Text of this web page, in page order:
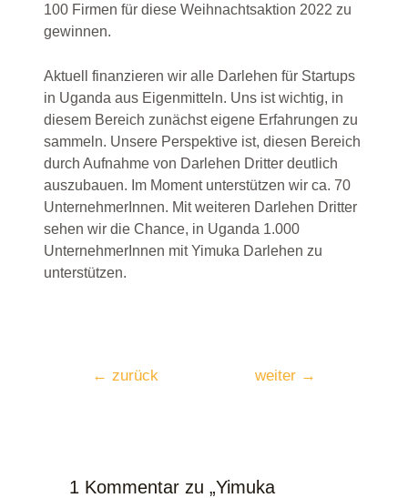
100 Firmen für diese Weihnachtsaktion 2022 zu
gewinnen.
Aktuell finanzieren wir alle Darlehen für Startups
in Uganda aus Eigenmitteln. Uns ist wichtig, in
diesem Bereich zunächst eigene Erfahrungen zu
sammeln. Unsere Perspektive ist, diesen Bereich
durch Aufnahme von Darlehen Dritter deutlich
auszubauen. Im Moment unterstützen wir ca. 70
UnternehmerInnen. Mit weiteren Darlehen Dritter
sehen wir die Chance, in Uganda 1.000
UnternehmerInnen mit Yimuka Darlehen zu
unterstützen.
← zurück weiter →
1 Kommentar zu „Yimuka